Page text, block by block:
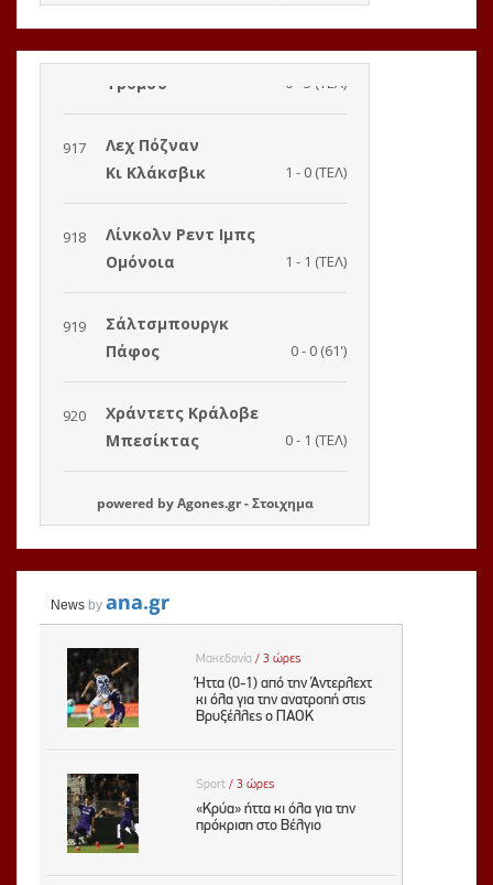
powered byAgones.gr-Στοιχημα